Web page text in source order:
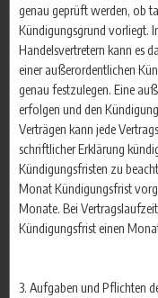
genau geprüft werden, ob
Kündigungsgrund vorliegt.
Handelsvertretern kann es
einer außerordentlichen
genau festzulegen. Eine
erfolgen und den
Verträgen kann jede
schriftlicher Erklärung
Kündigungsfristen zu
Monat Kündigungsfrist
Monate. Bei
Kündigungsfrist einen
3. Aufgaben und Pflichten